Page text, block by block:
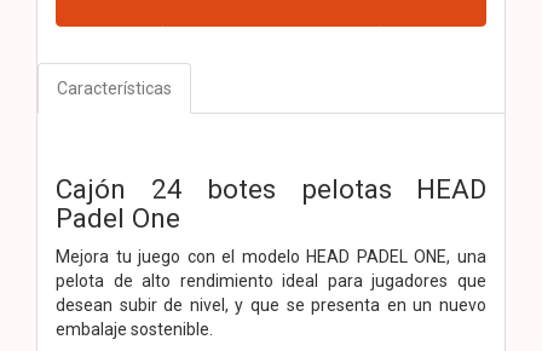
Características
Cajón 24 botes pelotas HEAD
Padel One
Mejora tu juego con el modelo HEAD PADEL ONE, una
pelota de alto rendimiento ideal para jugadores que
desean subir de nivel, y que se presenta en un nuevo
embalaje sostenible.